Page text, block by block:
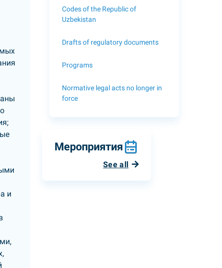
и
Codes of the Republic of
Uzbekistan
Drafts of regulatory documents
Programs
Normative legal acts no longer in
force
Мероприятия
See all